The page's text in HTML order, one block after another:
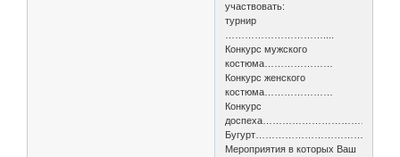
участвовать:
турнир
Конкурс мужского
костюма…………………
Конкурс женского
костюма…………………
Конкурс
доспеха……………………………..
Мероприятия в которых Ваш